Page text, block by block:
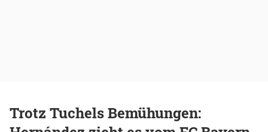
Trotz Tuchels Bemühungen: